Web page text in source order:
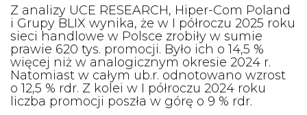
Z analizy UCE RESEARCH, Hiper-Com Poland
i Grupy BLIX wynika, że w I półroczu 2025 roku
sieci handlowe w Polsce zrobiły w sumie
prawie 620 tys. promocji. Było ich o 14,5 %
więcej niż w analogicznym okresie 2024 r.
Natomiast w całym ub.r. odnotowano wzrost
o 12,5 % rdr. Z kolei w I półroczu 2024 roku
liczba promocji poszła w górę o 9 % rdr.